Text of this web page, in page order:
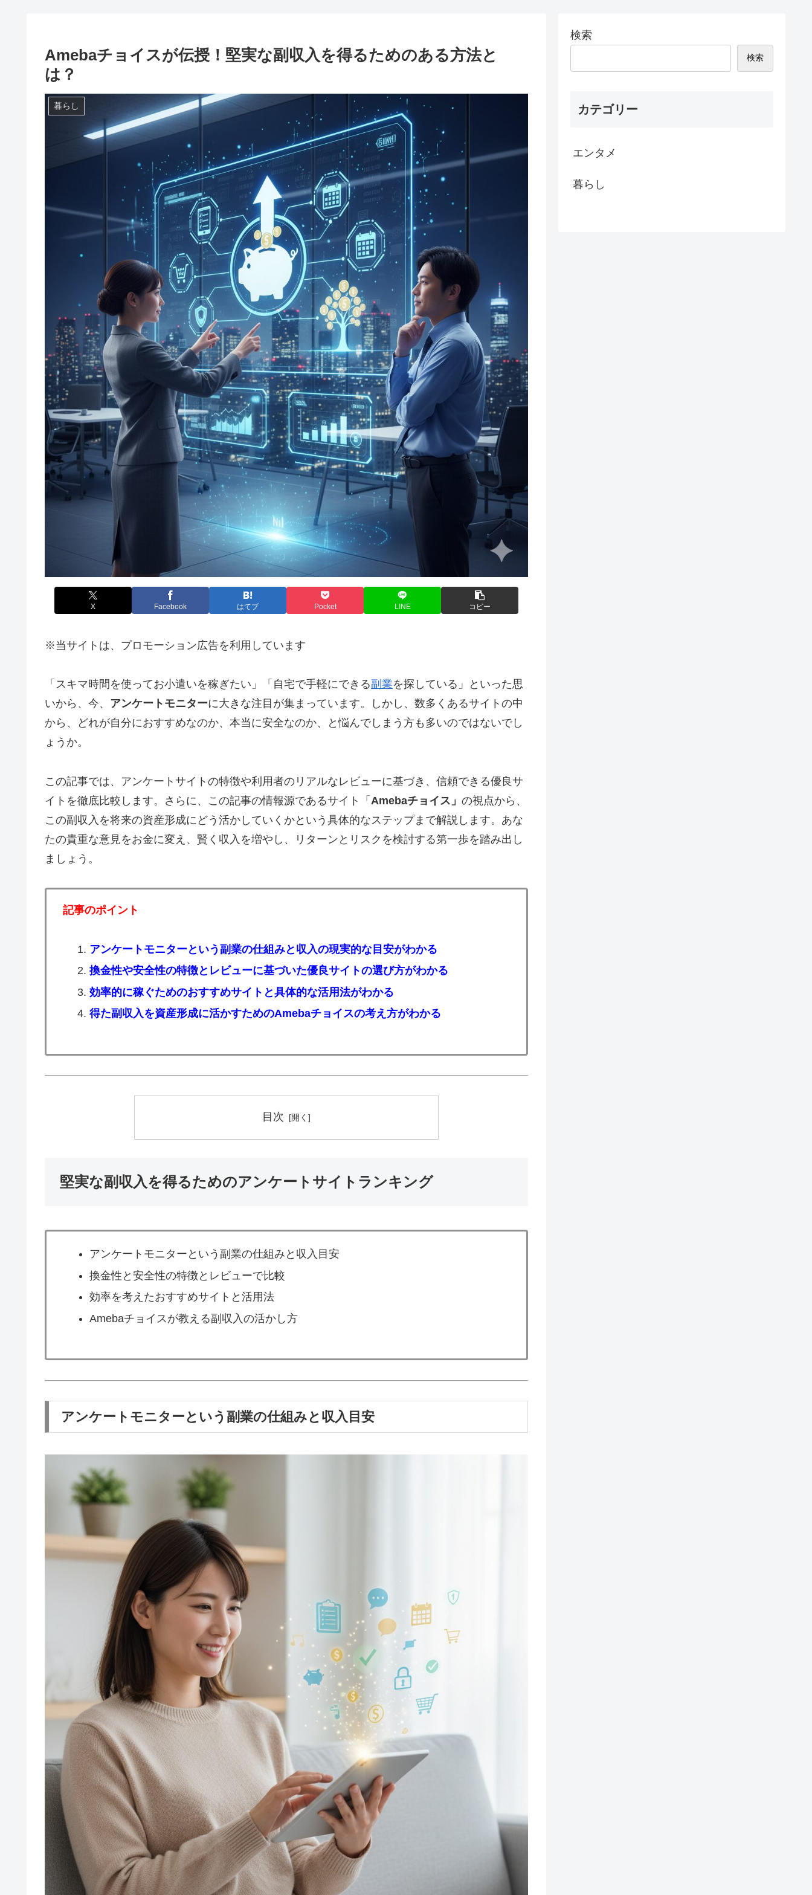
Amebaチョイスが伝授！堅実な副収入を得るためのある方法と
は？
暮らし
X Facebook はてブ Pocket LINE コピー
※当サイトは、プロモーション広告を利用しています
「スキマ時間を使ってお小遣いを稼ぎたい」「自宅で手軽にできる副業を探している」といった思
いから、今、 アンケートモニターに大きな注目が集まっています。しかし、数多くあるサイトの中
から、どれが自分におすすめなのか、本当に安全なのか、と悩んでしまう方も多いのではないでし
ょうか。
この記事では、アンケートサイトの特徴や利用者のリアルなレビューに基づき、信頼できる優良サ
イトを徹底比較します。さらに、この記事の情報源であるサイト「 Amebaチョイス」 の視点から、
この副収入を将来の資産形成にどう活かしていくかという具体的なステップまで解説します。あな
たの貴重な意見をお金に変え、賢く収入を増やし、リターンとリスクを検討する第一歩を踏み出し
ましょう。
記事のポイント
アンケートモニターという副業の仕組みと収入の現実的な目安がわかる
換金性や安全性の特徴とレビューに基づいた優良サイトの選び方がわかる
効率的に稼ぐためのおすすめサイトと具体的な活用法がわかる
得た副収入を資産形成に活かすためのAmebaチョイスの考え方がわかる
目次
堅実な副収入を得るためのアンケートサイトランキング
アンケートモニターという副業の仕組みと収入目安
換金性と安全性の特徴とレビューで比較
効率を考えたおすすめサイトと活用法
Amebaチョイスが教える副収入の活かし方
アンケートモニターという副業の仕組みと収入目安
検索
検索
カテゴリー
エンタメ
暮らし